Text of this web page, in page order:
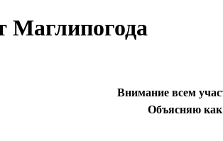
Маглипогода
Внимание всем
Объясняю как